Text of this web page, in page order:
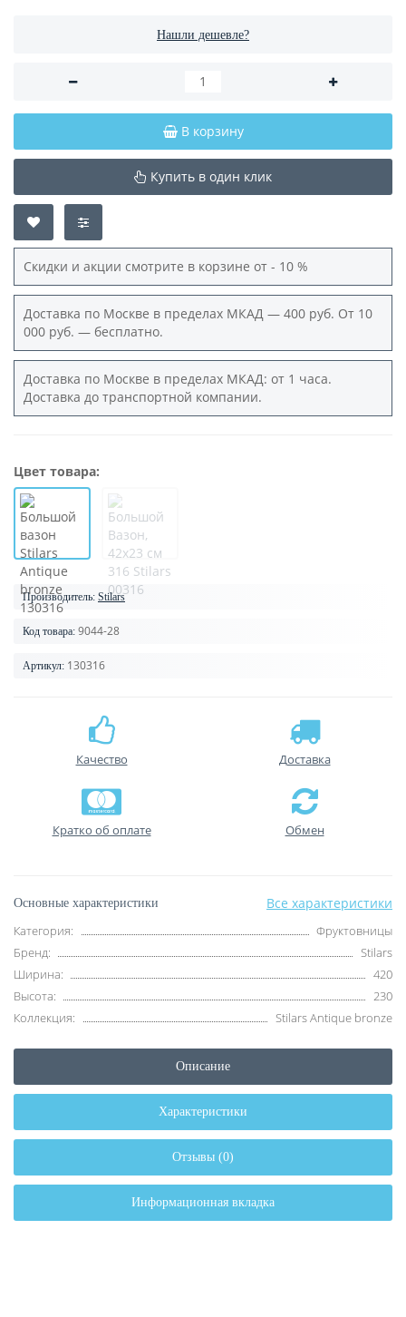
Нашли дешевле?
В корзину
Купить в один клик
Скидки и акции смотрите в корзине от - 10 %
Доставка по Москве в пределах МКАД — 400 руб. От 10
000 руб. — бесплатно.
Доставка по Москве в пределах МКАД: от 1 часа.
Доставка до транспортной компании.
Цвет товара:
Производитель: Stilars
Код товара: 9044-28
Артикул: 130316
Качество Доставка
Кратко об оплате Обмен
Основные характеристики Все характеристики
Категория:
Фруктовницы
Бренд:
Stilars
Ширина:
420
Высота:
230
Коллекция:
Stilars Antique bronze
Описание
Характеристики
Отзывы (0)
Информационная вкладка